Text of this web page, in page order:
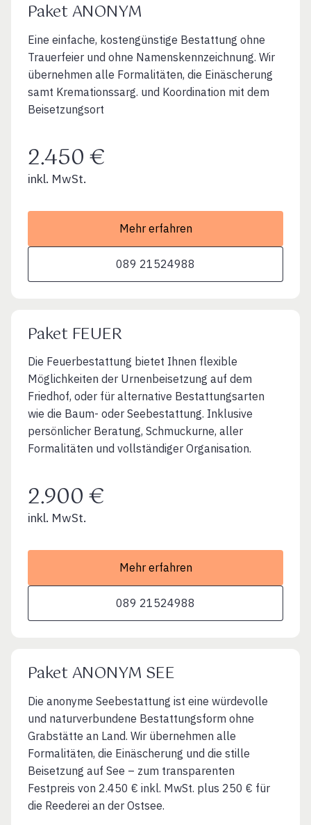
Paket ANONYM
Eine einfache, kostengünstige Bestattung ohne
Trauerfeier und ohne Namenskennzeichnung. Wir
übernehmen alle Formalitäten, die Einäscherung
samt Kremationssarg. und Koordination mit dem
Beisetzungsort
2.450 €
inkl. MwSt.
Mehr erfahren
089 21524988
Paket FEUER
Die Feuerbestattung bietet Ihnen flexible
Möglichkeiten der Urnenbeisetzung auf dem
Friedhof, oder für alternative Bestattungsarten
wie die Baum- oder Seebestattung. Inklusive
persönlicher Beratung, Schmuckurne, aller
Formalitäten und vollständiger Organisation.
2.900 €
inkl. MwSt.
Mehr erfahren
089 21524988
Paket ANONYM SEE
Die anonyme Seebestattung ist eine würdevolle
und naturverbundene Bestattungsform ohne
Grabstätte an Land. Wir übernehmen alle
Formalitäten, die Einäscherung und die stille
Beisetzung auf See – zum transparenten
Festpreis von 2.450 € inkl. MwSt. plus 250 € für
die Reederei an der Ostsee.